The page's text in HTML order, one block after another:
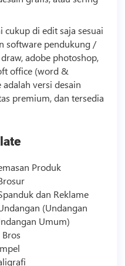
di edit saja sesuai
software pendukung /
adobe photoshop,
office (word &
adalah versi desain
premium, dan tersedia
Produk
dan Reklame
(Undangan
Umum)